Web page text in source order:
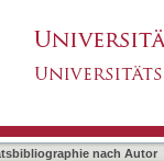
nach Autor